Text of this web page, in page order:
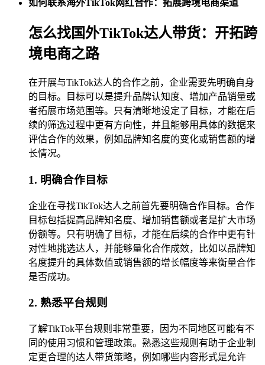
如何联系海外TikTok网红合作：拓展跨境电商渠道
怎么找国外TikTok达人带货：开拓跨
境电商之路
在开展与TikTok达人的合作之前，企业需要先明确自身
的目标。目标可以是提升品牌认知度、增加产品销量或
者拓展市场范围等。只有清晰地设定了目标，才能在后
续的筛选过程中更有方向性，并且能够用具体的数据来
评估合作的效果，例如品牌知名度的变化或销售额的增
长情况。
1. 明确合作目标
企业在寻找TikTok达人之前首先要明确合作目标。合作
目标包括提高品牌知名度、增加销售额或者是扩大市场
份额等。只有明确了目标，才能在后续的合作中更有针
对性地挑选达人，并能够量化合作成效，比如以品牌知
名度提升的具体数值或销售额的增长幅度等来衡量合作
是否成功。
2. 熟悉平台规则
了解TikTok平台规则非常重要，因为不同地区可能有不
同的使用习惯和管理政策。熟悉这些规则有助于企业制
定更合理的达人带货策略，例如哪些内容形式是允许